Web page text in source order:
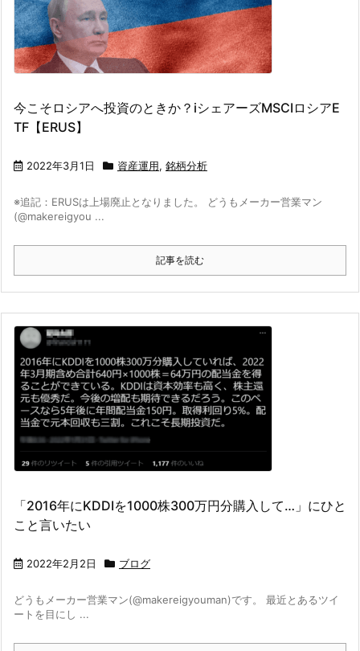
今こそロシアへ投資のときか？iシェアーズMSCIロシアE
TF【ERUS】
2022年3月1日 資産運用, 銘柄分析
※追記：ERUSは上場廃止となりました。 どうもメーカー営業マン
(@makereigyou ...
記事を読む
「2016年にKDDIを1000株300万円分購入して…」にひと
こと言いたい
2022年2月2日 ブログ
どうもメーカー営業マン(@makereigyouman)です。 最近とあるツイ
ートを目にし ...